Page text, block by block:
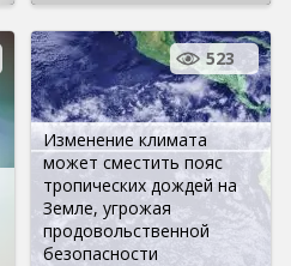
Изменение климата
может сместить пояс
тропических дождей на
Земле, угрожая
продовольственной
безопасности
523